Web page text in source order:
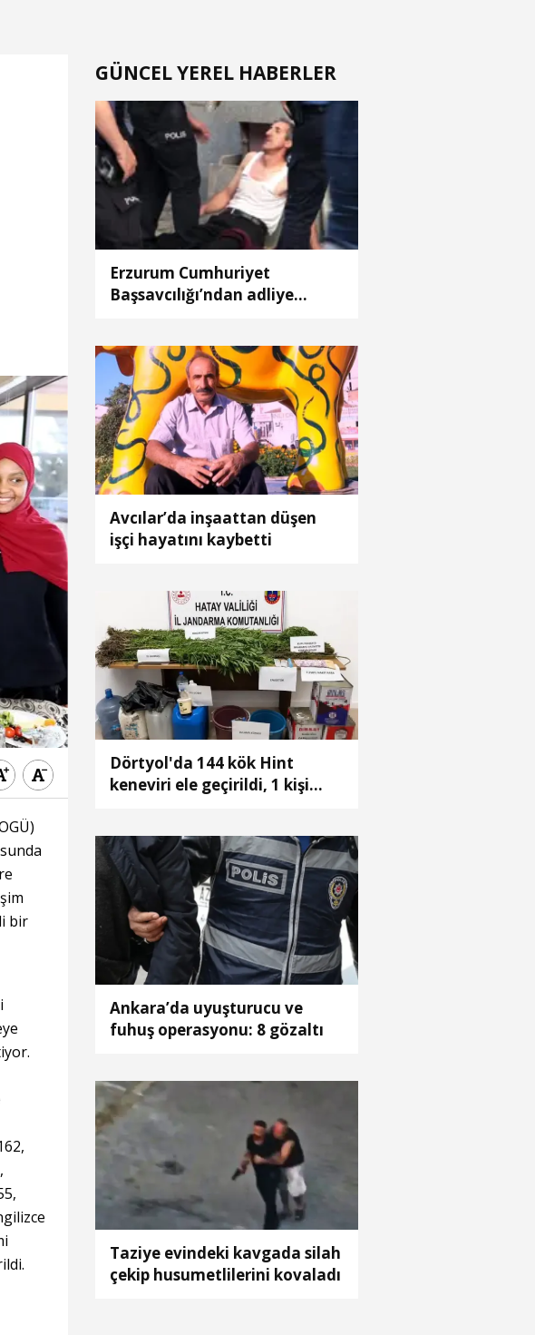
bir
GÜNCEL YEREL HABERLER
Erzurum Cumhuriyet
Başsavcılığı’ndan adliye
Avcılar’da inşaattan düşen
işçi hayatını kaybetti
Dörtyol'da 144 kök Hint
keneviri ele geçirildi, 1 kişi
Ankara’da uyuşturucu ve
fuhuş operasyonu: 8 gözaltı
Taziye evindeki kavgada silah
çekip husumetlilerini kovaladı